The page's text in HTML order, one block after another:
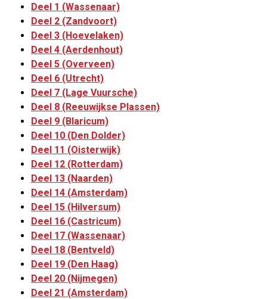
Deel 1 (Wassenaar)
Deel 2 (Zandvoort)
Deel 3 (Hoevelaken)
Deel 4 (Aerdenhout)
Deel 5 (Overveen)
Deel 6 (Utrecht)
Deel 7 (Lage Vuursche)
Deel 8 (Reeuwijkse Plassen)
Deel 9 (Blaricum)
Deel 10 (Den Dolder)
Deel 11 (Oisterwijk)
Deel 12 (Rotterdam)
Deel 13 (Naarden)
Deel 14 (Amsterdam)
Deel 15 (Hilversum)
Deel 16 (Castricum)
Deel 17 (Wassenaar)
Deel 18 (Bentveld)
Deel 19 (Den Haag)
Deel 20 (Nijmegen)
Deel 21 (Amsterdam)